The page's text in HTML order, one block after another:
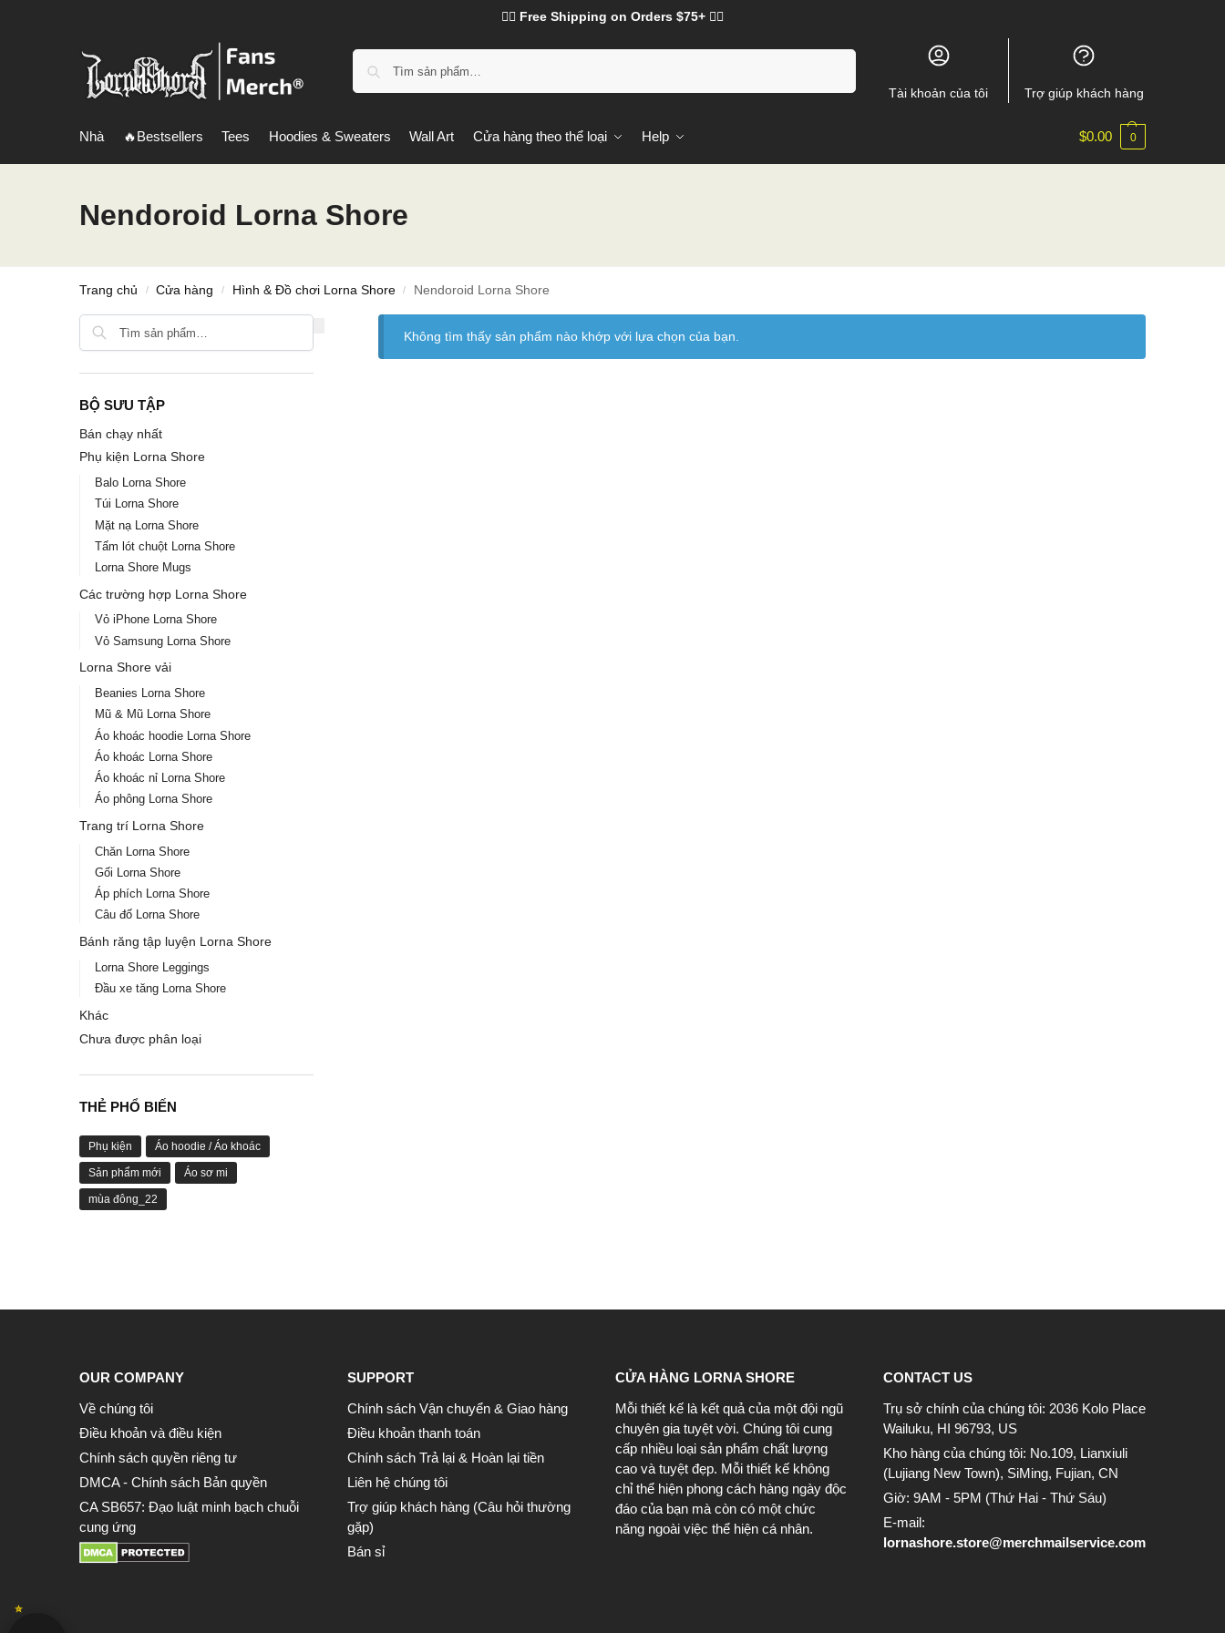
❤️‍🔥 Free Shipping on Orders $75+ ❤️‍🔥
Tài khoản của tôi Trợ giúp khách hàng
Nhà 🔥Bestsellers Tees Hoodies & Sweaters Wall Art Cửa hàng theo thể loại Help $0.00 0
Nendoroid Lorna Shore
Trang chủ / Cửa hàng / Hình & Đồ chơi Lorna Shore / Nendoroid Lorna Shore
Không tìm thấy sản phẩm nào khớp với lựa chọn của bạn.
BỘ SƯU TẬP
Bán chạy nhất
Phụ kiện Lorna Shore
Balo Lorna Shore
Túi Lorna Shore
Mặt nạ Lorna Shore
Tấm lót chuột Lorna Shore
Lorna Shore Mugs
Các trường hợp Lorna Shore
Vỏ iPhone Lorna Shore
Vỏ Samsung Lorna Shore
Lorna Shore vải
Beanies Lorna Shore
Mũ & Mũ Lorna Shore
Áo khoác hoodie Lorna Shore
Áo khoác Lorna Shore
Áo khoác nỉ Lorna Shore
Áo phông Lorna Shore
Trang trí Lorna Shore
Chăn Lorna Shore
Gối Lorna Shore
Áp phích Lorna Shore
Câu đố Lorna Shore
Bánh răng tập luyện Lorna Shore
Lorna Shore Leggings
Đầu xe tăng Lorna Shore
Khác
Chưa được phân loại
THẺ PHỔ BIẾN
Phụ kiện Áo hoodie / Áo khoác
Sản phẩm mới Áo sơ mi
mùa đông_22
OUR COMPANY
Về chúng tôi
Điều khoản và điều kiện
Chính sách quyền riêng tư
DMCA - Chính sách Bản quyền
CA SB657: Đạo luật minh bạch chuỗi
cung ứng
SUPPORT
Chính sách Vận chuyển & Giao hàng
Điều khoản thanh toán
Chính sách Trả lại & Hoàn lại tiền
Liên hệ chúng tôi
Trợ giúp khách hàng (Câu hỏi thường
gặp)
Bán sỉ
CỬA HÀNG LORNA SHORE
Mỗi thiết kế là kết quả của một đội ngũ
chuyên gia tuyệt vời. Chúng tôi cung
cấp nhiều loại sản phẩm chất lượng
cao và tuyệt đẹp. Mỗi thiết kế không
chỉ thể hiện phong cách hàng ngày độc
đáo của bạn mà còn có một chức
năng ngoài việc thể hiện cá nhân.
CONTACT US
Trụ sở chính của chúng tôi: 2036 Kolo Place
Wailuku, HI 96793, US
Kho hàng của chúng tôi: No.109, Lianxiuli
(Lujiang New Town), SiMing, Fujian, CN
Giờ: 9AM - 5PM (Thứ Hai - Thứ Sáu)
E-mail:
lornashore.store@merchmailservice.com